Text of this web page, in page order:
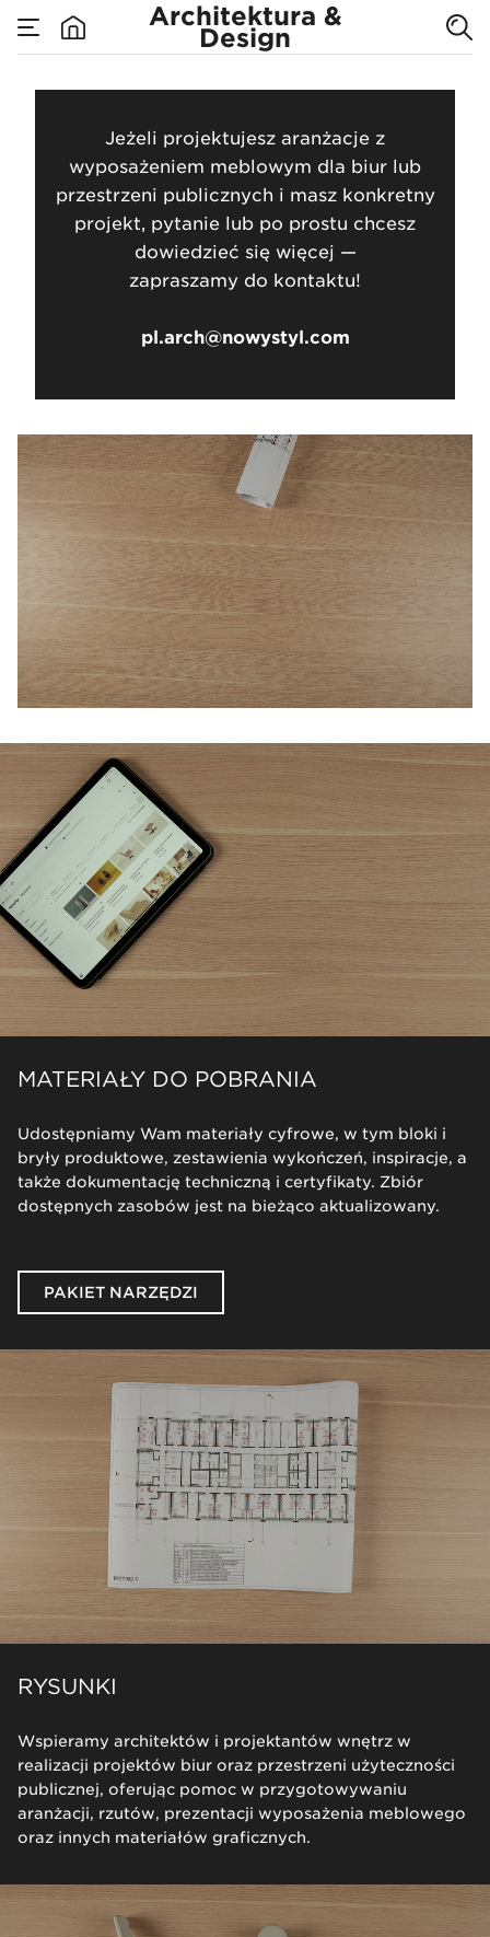
Architektura &
Design
Architektura &
Produkujemy
meble
Jeżeli projektujesz aranżacje z
wyposażeniem meblowym dla biur lub
przestrzeni publicznych i masz konkretny
projekt, pytanie lub po prostu chcesz
dowiedzieć się więcej —
zapraszamy do kontaktu!
pl.arch@nowystyl.com
MATERIAŁY DO POBRANIA
Udostępniamy Wam materiały cyfrowe, w tym bloki i
bryły produktowe, zestawienia wykończeń, inspiracje, a
także dokumentację techniczną i certyfikaty. Zbiór
dostępnych zasobów jest na bieżąco aktualizowany.
PAKIET NARZĘDZI
RYSUNKI
Wspieramy architektów i projektantów wnętrz w
realizacji projektów biur oraz przestrzeni użyteczności
publicznej, oferując pomoc w przygotowywaniu
aranżacji, rzutów, prezentacji wyposażenia meblowego
oraz innych materiałów graficznych.